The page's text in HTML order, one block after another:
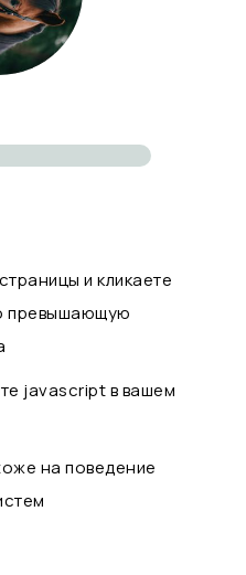
и кликаете
превышающую
javascript в вашем
на поведение